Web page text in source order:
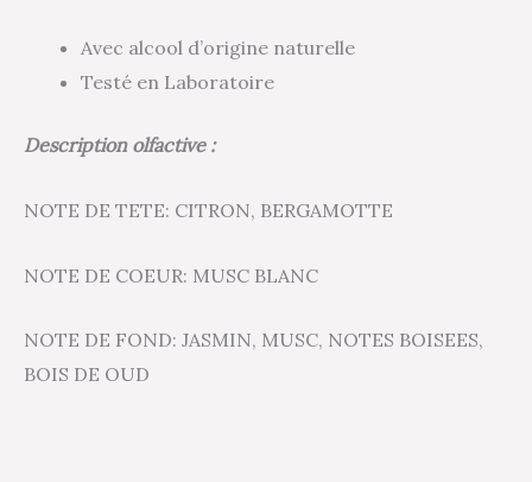
Avec alcool d’origine naturelle
Testé en Laboratoire
Description olfactive :
NOTE DE TETE: CITRON, BERGAMOTTE
NOTE DE COEUR: MUSC BLANC
NOTE DE FOND: JASMIN, MUSC, NOTES BOISEES,
BOIS DE OUD